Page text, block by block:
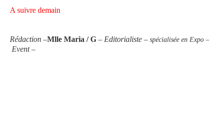
A suivre demain
Rédaction –Mlle Maria / G – Editorialiste – spécialisée en Expo –
Event –